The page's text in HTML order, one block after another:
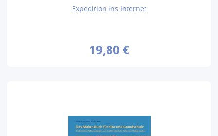
Expedition ins Internet
19,80 €